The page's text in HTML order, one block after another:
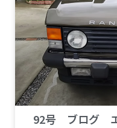
92号 ブログ